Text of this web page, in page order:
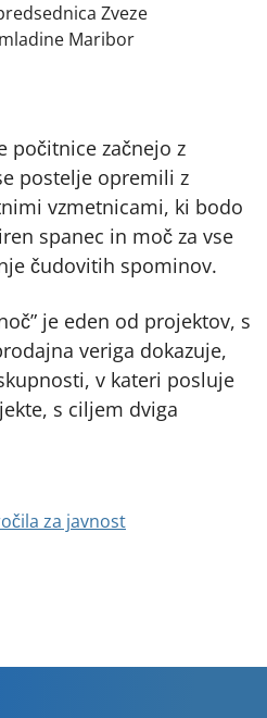
Zveze
Maribor
počitnice začnejo z
postelje opremili z
vzmetnicami, ki bodo
spanec in moč za vse
čudovitih spominov.
je eden od projektov, s
veriga dokazuje,
v kateri posluje
s ciljem dviga
za javnost